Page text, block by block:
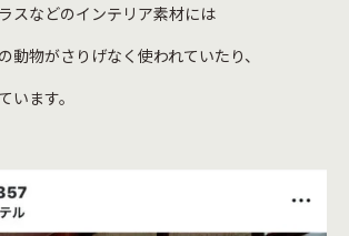
スなどのインテリア素材には
動物がさりげなく使われていたり、
います。